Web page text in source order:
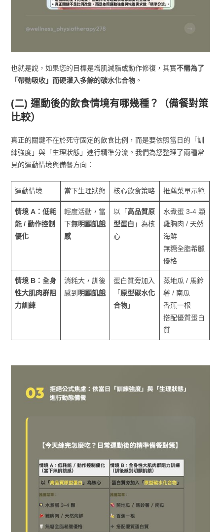
也就是說，如果您的目標是增肌減脂或動作修復，其實不需為了
「帶動吸收」而硬灌入多餘的碳水化合物 。
(二) 運動後的飲食情境有哪幾種？（備餐對策
比較）
真正的關鍵不在於死守固定的飲食比例，而是要依照當日的「訓
練強度」與「生理狀態」進行精準分流。我們為您整理了兩種常
見的運動情境與備餐方向：
運動情境 當下生理狀態 核心飲食策略 推薦菜單示範
情境 A：低耗
能 / 動作控制
優化
輕度活動，當
下無明顯飢餓
感
以「高品質原
型蛋白 」為核
心
水煮蛋 3-4 顆
雞胸肉 / 天然
海鮮
無糖全脂希臘
優格
情境 B：全身
性大肌肉群阻
力訓練
消耗大，訓後
感到 明顯飢餓
蛋白質旁加入
「 原型碳水化
合物」
蒸地瓜 / 馬鈴
薯 / 南瓜
香蕉一根
搭配優質蛋白
質